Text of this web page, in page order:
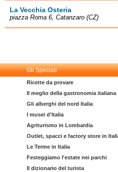
La Vecchia Osteria
piazza Roma 6, Catanzaro (CZ)
Gli Speciali
Ricette da provare
Il meglio della gastronomia italiana
Gli alberghi del nord Italia
I musei d'Italia
Agriturismo in Lombardia
Outlet, spacci e factory store in
Le Terme in Italia
Festeggiamo l'estate nei parchi
Il dizionario del turista